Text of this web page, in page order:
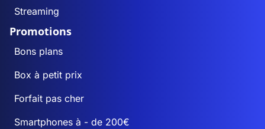
Streaming
Promotions
Bons plans
Box à petit prix
Forfait pas cher
Smartphones à - de 200€